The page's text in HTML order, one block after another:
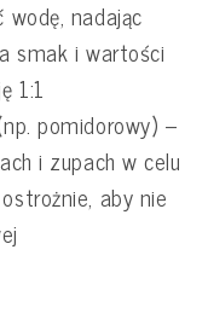
nadając
smak i wartości
1:1
pomidorowy) –
i zupach w celu
aby nie